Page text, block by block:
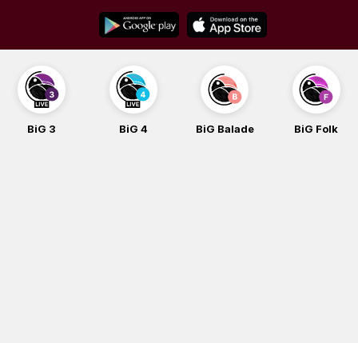
content
BiG 3 BiG 4 BiG Balade BiG Folk